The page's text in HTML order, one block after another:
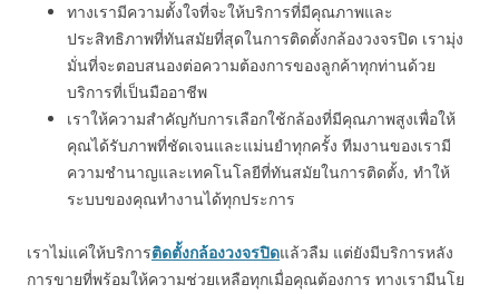
ทางเรามีความตั้งใจที่จะให้บริการที่มีคุณภาพและ
ประสิทธิภาพที่ทันสมัยที่สุดในการติดตั้งกล้องวงจรปิด เรามุ่ง
มั่นที่จะตอบสนองต่อความต้องการของลูกค้าทุกท่านด้วย
บริการที่เป็นมืออาชีพ
เราให้ความสำคัญกับการเลือกใช้กล้องที่มีคุณภาพสูงเพื่อให้
คุณได้รับภาพที่ชัดเจนและแม่นยำทุกครั้ง ทีมงานของเรามี
ความชำนาญและเทคโนโลยีที่ทันสมัยในการติดตั้ง, ทำให้
ระบบของคุณทำงานได้ทุกประการ
เราไม่แค่ให้บริการติดตั้งกล้องวงจรปิดแล้วลืม แต่ยังมีบริการหลัง
การขายที่พร้อมให้ความช่วยเหลือทุกเมื่อคุณต้องการ ทางเรามีนโย